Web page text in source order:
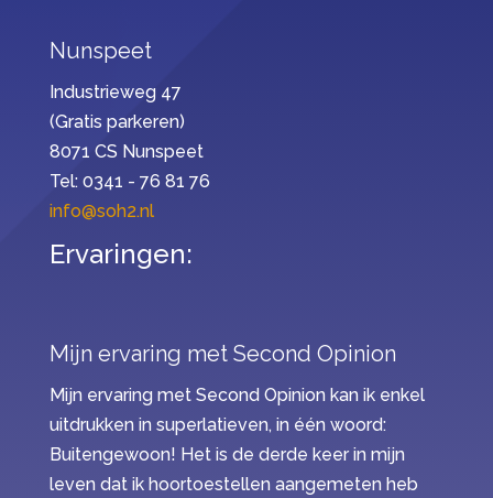
Nunspeet
Industrieweg 47
(Gratis parkeren)
8071 CS Nunspeet
Tel: 0341 - 76 81 76
info@soh2.nl
Ervaringen:
Mijn ervaring met Second Opinion
Mijn ervaring met Second Opinion kan ik enkel
uitdrukken in superlatieven, in één woord:
Buitengewoon! Het is de derde keer in mijn
leven dat ik hoortoestellen aangemeten heb